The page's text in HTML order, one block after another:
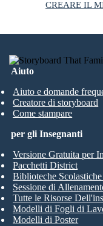
CREARE IL
Aiuto
Aiuto e domande
Creatore di storyboard
Come stampare
per gli Insegnanti
Versione Gratuita per
Pacchetti District
Biblioteche
Sessione di
Tutte le Risorse
Modelli di Fogli di
Modelli di Poster